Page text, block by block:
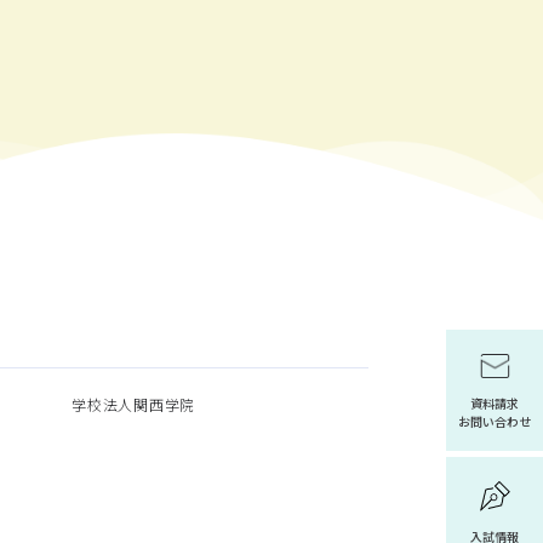
資料請求
お問い合わせ
入試情報
学校法人関西学院